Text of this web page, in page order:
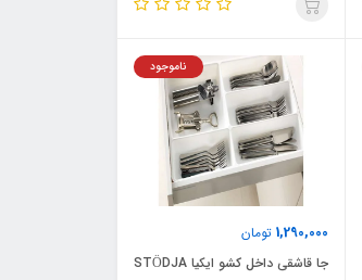
1,290,000 تومان
ناموجود
جا قاشقی داخل کشو ایکیا STÖDJA